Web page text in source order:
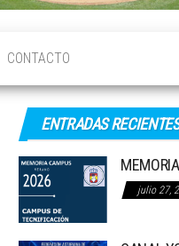
CONTACTO
ENTRADAS RECIENTES
julio 27,